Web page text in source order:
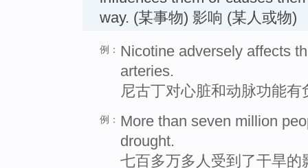
way. (某事物) 影响 (某人或物)
例： Nicotine adversely affects
arteries.
尼古丁对心脏和动脉功能有
例： More than seven million
drought.
七百多万多人受到了干旱的